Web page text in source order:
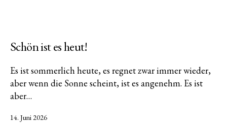
Schön ist es heut!
Es ist sommerlich heute, es regnet zwar immer wieder,
aber wenn die Sonne scheint, ist es angenehm. Es ist
aber…
Veröffentlicht
14. Juni 2026